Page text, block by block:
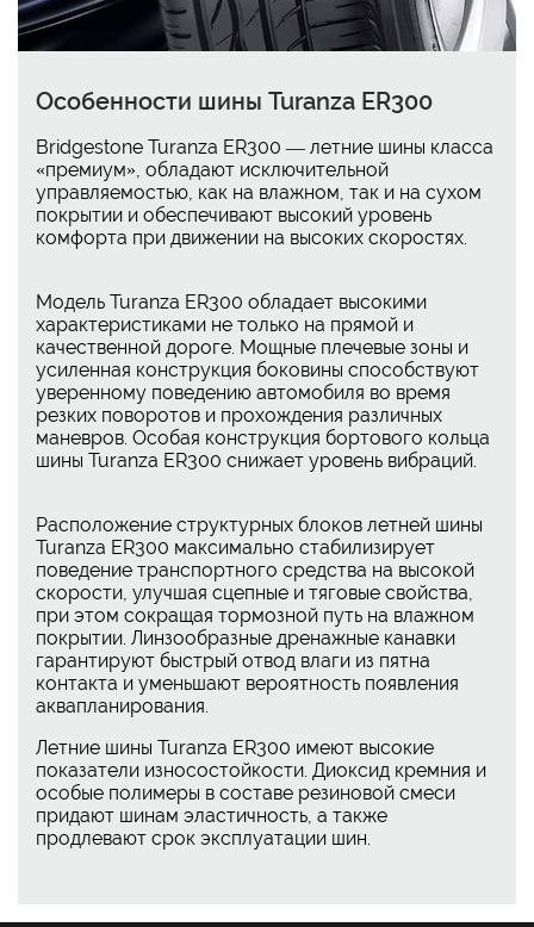
Особенности шины Turanza ER300
Bridgestone Turanza ER300 — летние шины класса
«премиум», обладают исключительной
управляемостью, как на влажном, так и на сухом
покрытии и обеспечивают высокий уровень
комфорта при движении на высоких скоростях.
Модель Turanza ER300 обладает высокими
характеристиками не только на прямой и
качественной дороге. Мощные плечевые зоны и
усиленная конструкция боковины способствуют
уверенному поведению автомобиля во время
резких поворотов и прохождения различных
маневров. Особая конструкция бортового кольца
шины Turanza ER300 снижает уровень вибраций.
Расположение структурных блоков летней шины
Turanza ER300 максимально стабилизирует
поведение транспортного средства на высокой
скорости, улучшая сцепные и тяговые свойства,
при этом сокращая тормозной путь на влажном
покрытии. Линзообразные дренажные канавки
гарантируют быстрый отвод влаги из пятна
контакта и уменьшают вероятность появления
аквапланирования.
Летние шины Turanza ER300 имеют высокие
показатели износостойкости. Диоксид кремния и
особые полимеры в составе резиновой смеси
придают шинам эластичность, а также
продлевают срок эксплуатации шин.